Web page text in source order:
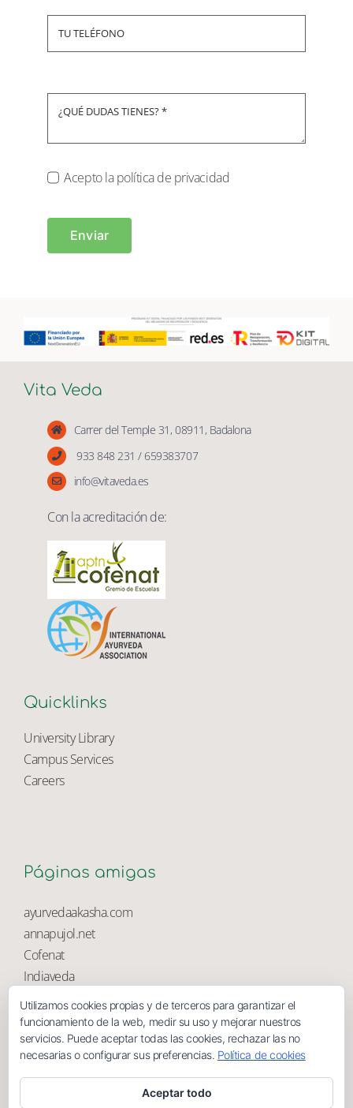
Acepto la política de privacidad
Vita Veda
info@vitaveda.es
Con la acreditación de:
Quicklinks
University Library
Páginas amigas
ayurvedaakasha.com
annapujol.net
Indiaveda
Magnolia
Utilizamos cookies propias y de terceros para garantizar el
funcionamiento de la web, medir su uso y mejorar nuestros
servicios. Puede aceptar todas las cookies, rechazar las no
necesarias o configurar sus preferencias. Política de cookies
Aceptar todo